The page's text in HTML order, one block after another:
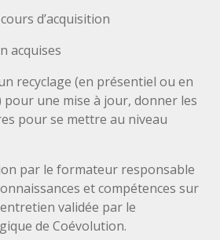
d’acquisition
acquises
recyclage (en présentiel ou en
pour une mise à jour, donner les
pour se mettre au niveau
par le formateur responsable
et compétences sur
validée par le
de Coévolution.